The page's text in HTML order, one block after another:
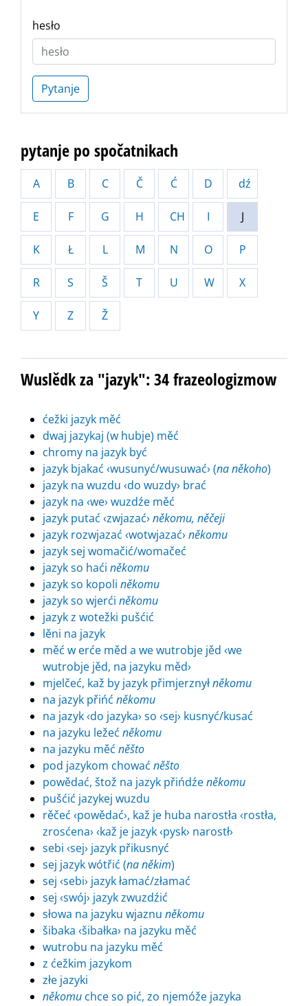
hesło
Pytanje
pytanje po spočatnikach
A B C Č Ć D dź
E F G H CH I J
K Ł L M N O P
R S Š T U W X
Y Z Ž
Wuslědk za "jazyk": 34 frazeologizmow
ćežki jazyk měć
dwaj jazykaj (w hubje) měć
chromy na jazyk być
jazyk bjakać ‹wusunyć/wusuwać› (na někoho)
jazyk na wuzdu ‹do wuzdy› brać
jazyk na ‹we› wuzdźe měć
jazyk putać ‹zwjazać› někomu, něčeji
jazyk rozwjazać ‹wotwjazać› někomu
jazyk sej womačić/womačeć
jazyk so haći někomu
jazyk so kopoli někomu
jazyk so wjerći někomu
jazyk z wotežki pušćić
lěni na jazyk
měć w erće měd a we wutrobje jěd ‹we
wutrobje jěd, na jazyku měd›
mjelčeć, kaž by jazyk přimjerznyłněkomu
na jazyk přińć někomu
na jazyk ‹do jazyka› so ‹sej› kusnyć/kusać
na jazyku ležeć někomu
na jazyku měć něšto
pod jazykom chować něšto
powědać, štož na jazyk přińdźeněkomu
pušćić jazykej wuzdu
rěčeć ‹powědać›, kaž je huba narostła ‹rostła,
zrosćena› ‹kaž je jazyk ‹pysk› narostł›
sebi ‹sej› jazyk přikusnyć
sej jazyk wótřić (na někim)
sej ‹sebi› jazyk łamać/złamać
sej ‹swój› jazyk zwuzdźić
słowa na jazyku wjaznu někomu
šibaka ‹šibałka› na jazyku měć
wutrobu na jazyku měć
z ćežkim jazykom
złe jazyki
někomu chce so pić, zo njemóže jazyka